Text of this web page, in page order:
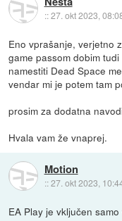
::27. okt 2023,
Eno vprašanje, verjetno
game passom dobim
namestiti Dead Space
vendar mi je potem tam
prosim za dodatna
Hvala vam že vnaprej.
Motion
::27. okt 2023,
EA Play je vključen